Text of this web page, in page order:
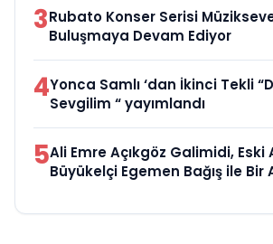
3Rubato Konser Serisi
Buluşmaya Devam Ediyor
4Yonca Samlı ‘dan İkinci Tekli
Sevgilim “ yayımlandı
5Ali Emre Açıkgöz Galimidi, Eski
Büyükelçi Egemen Bağış ile